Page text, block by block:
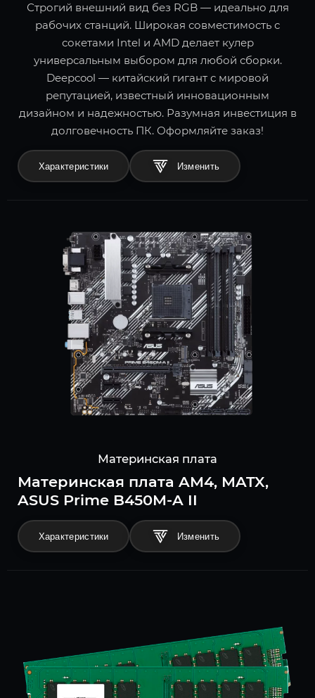
Строгий внешний вид без RGB — идеально для
рабочих станций. Широкая совместимость с
сокетами Intel и AMD делает кулер
универсальным выбором для любой сборки.
Deepcool — китайский гигант с мировой
репутацией, известный инновационным
дизайном и надежностью. Разумная инвестиция в
долговечность ПК. Оформляйте заказ!
Характеристики
Материнская плата
Материнская плата AM4, MATX,
ASUS Prime B450M-A II
Характеристики